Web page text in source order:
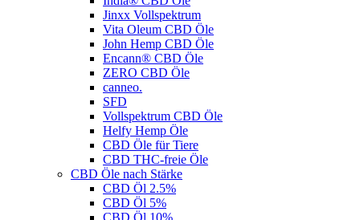
Jinxx Vollspektrum
Vita Oleum CBD Öle
John Hemp CBD Öle
Encann® CBD Öle
ZERO CBD Öle
canneo.
SFD
Vollspektrum CBD Öle
Helfy Hemp Öle
CBD Öle für Tiere
CBD THC-freie Öle
CBD Öle nach Stärke
CBD Öl 2.5%
CBD Öl 5%